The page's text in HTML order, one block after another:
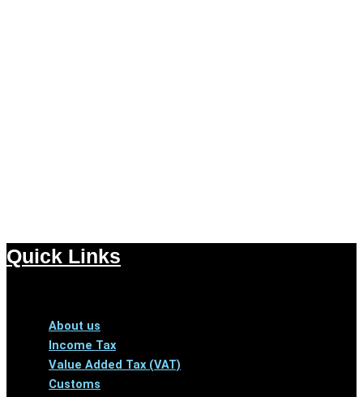
Quick Links
About us
Income Tax
Value Added Tax (VAT)
Customs